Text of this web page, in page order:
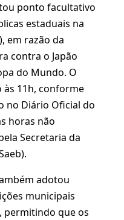
ponto facultativo
estaduais na
em razão da
contra o Japão
do Mundo. O
às 11h, conforme
no Diário Oficial do
horas não
Secretaria da
adotou
municipais
permitindo que os